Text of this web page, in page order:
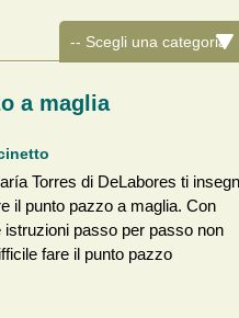
a maglia
Torres di DeLabores ti
il punto pazzo a maglia. Con
istruzioni passo per passo non
fare il punto pazzo